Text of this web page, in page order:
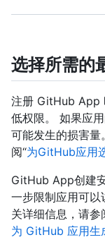
选择所需的
注册 GitHub App
低权限。 如果应
可能发生的损害
阅“为GitHub应用
GitHub App创建
一步限制应用可
关详细信息，请参
为 GitHub 应用生